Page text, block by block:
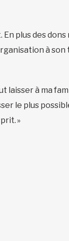
plus des dons
à
laisser à ma
le plus
»